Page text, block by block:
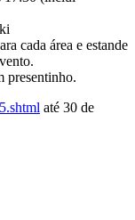
cada área e estande
presentinho.
até 30 de